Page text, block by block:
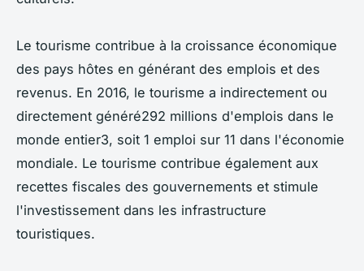
Le tourisme contribue à la croissance économique
des pays hôtes en générant des emplois et des
revenus. En 2016, le tourisme a indirectement ou
directement généré292 millions d'emplois dans le
monde entier3, soit 1 emploi sur 11 dans l'économie
mondiale. Le tourisme contribue également aux
recettes fiscales des gouvernements et stimule
l'investissement dans les infrastructure
touristiques.